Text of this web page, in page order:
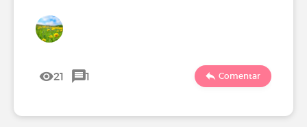
21 1 Comentar